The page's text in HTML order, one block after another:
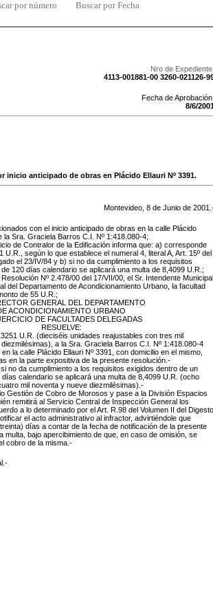
por número Buscar por Fecha
Nro de
4113-001881-00 3260-021126-
Fecha de
8/6/
inicio anticipado de obras en Plácido Ellauri Nº 3391.
Montevideo, 8 de Junio de 2001
con el inicio anticipado de obras en la calle Plácido
la Sra. Graciela Barros C.I. Nº 1:418.080-4;
de Contralor de la Edificación informa que: a) corresponde
U.R., según lo que establece el numeral 4, literal A, Art. 15º del
el 23/IV/84 y b) si no da cumplimiento a los requisitos
120 días calendario se aplicará una multa de 8,4099 U.R.;
Nº 2.478/00 del 17/VII/00, el Sr. Intendente Municipal
del Departamento de Acondicionamiento Urbano, la facultad
de 55 U.R.;
GENERAL DEL DEPARTAMENTO
ACONDICIONAMIENTO URBANO
DE FACULTADES DELEGADAS
RESUELVE:
U.R. (dieciséis unidades reajustables con tres mil
a la Sra. Graciela Barros C.I. Nº 1:418.080-4
la calle Plácido Ellauri Nº 3391, con domicilio en el mismo,
en la parte expositiva de la presente resolución.-
no da cumplimiento a los requisitos exigidos dentro de un
calendario se aplicará una multa de 8,4099 U.R. (ocho
mil noventa y nueve diezmilésimas).-
Gestión de Cobro de Morosos y pase a la División Espacios
remitirá al Servicio Central de Inspección General los
a lo determinado por el Art. R.98 del Volumen II del Digesto
el acto administrativo al infractor, advirtiéndole que
días a contar de la fecha de notificación de la presente
multa, bajo apercibimiento de que, en caso de omisión, se
cobro de la misma.-